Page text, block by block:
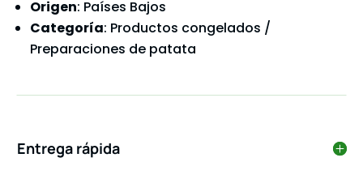
Origen: Países Bajos
Categoría: Productos congelados /
Preparaciones de patata
Entrega rápida